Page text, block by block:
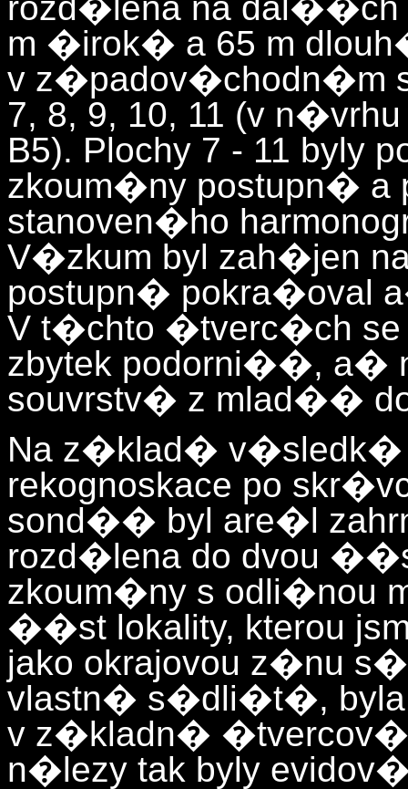
m �irok� a 65 m
v z�padov�chodn�m
7, 8, 9, 10, 11 (v
B5). Plochy 7 - 11 byly
zkoum�ny postupn�
stanoven�ho
V�zkum byl zah�jen
postupn� pokra�oval
V t�chto �tverc�ch
zbytek podorni��, a�
souvrstv� z mlad��
Na z�klad�
rekognoskace po
sond�� byl are�l
rozd�lena do dvou
zkoum�ny s
��st lokality, kterou
jako okrajovou z�nu
vlastn� s�dli�t�, byla
v z�kladn�
n�lezy tak byly